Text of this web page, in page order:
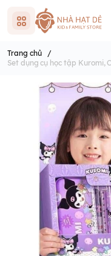
Trang chủ
/
Set dụng cụ học tập Kuromi,